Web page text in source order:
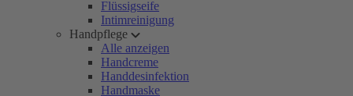
Flüssigseife
Intimreinigung
Handpflege
Alle anzeigen
Handcreme
Handdesinfektion
Handmaske